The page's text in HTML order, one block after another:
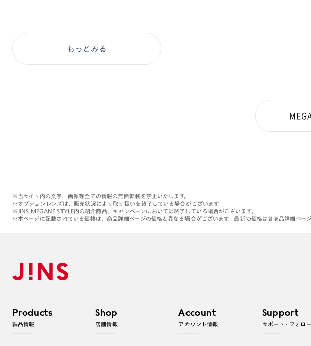
もっとみる
※当サイト内の文字・画像等全ての情報の無断転載を禁止いたします。
※オプションレンズは、販売状況により取り扱いを終了している場合がございます。
※JINS MEGANE STYLE内の紹介商品、キャンペーンにおいては終了している場合がございます。
※本ページに記載されている価格は、商品詳細ページの価格と異なる場合がございます。最新の価格は各商品詳細ペー
Products
製品情報
Shop
店舗情報
Account
アカウント情報
Support
サポート・フォロー